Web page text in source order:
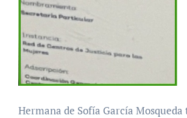
Hermana de Sofía García Mosqueda